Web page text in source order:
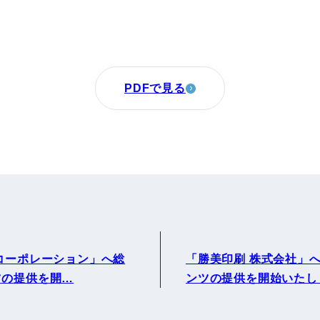
PDFで見る
ーポレーション」へ総
の提供を開…
「勝美印刷 株式会社」
ンツの提供を開始いた